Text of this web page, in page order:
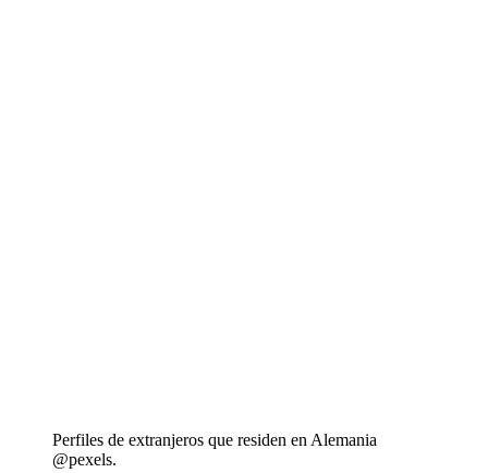
Perfiles de extranjeros que residen en Alemania
@pexels.